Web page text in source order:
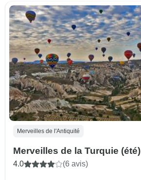
Merveilles de l'Antiquité
Merveilles de la Turquie (été)
4.0 (6 avis)